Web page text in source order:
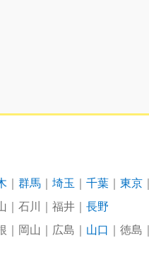
群馬 埼玉 千葉 東京
石川 福井
長野
岡山 広島 山口 徳島